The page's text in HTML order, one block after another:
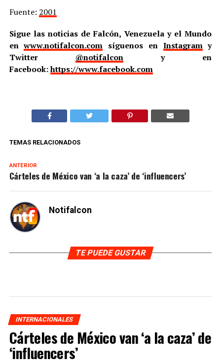
Fuente: 2001
Sigue las noticias de Falcón, Venezuela y el Mundo
enwww.notifalcon.com síguenos en Instagramy
Twitter @notifalcony en
Facebook:https://www.facebook.com
TEMAS RELACIONADOS
ANTERIOR
Cárteles de México van ‘a la caza’ de ‘influencers’
Notifalcon
TE PUEDE GUSTAR
INTERNACIONALES
Cárteles de México van ‘a la caza’ de
‘influencers’